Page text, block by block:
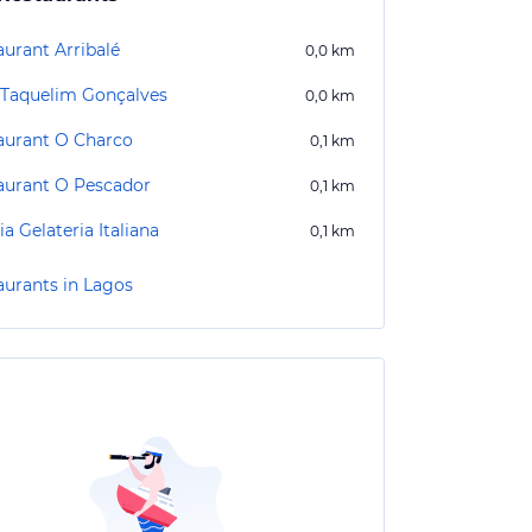
Arribalé 0,0 km
Gonçalves 0,0 km
O Charco 0,1 km
O Pescador 0,1 km
Gelateria Italiana 0,1 km
in Lagos